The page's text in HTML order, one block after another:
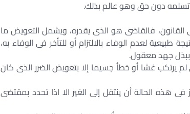
تسلمه دون حق وهو عالم بذلك.
فالقاضى هو الذى يقدره، ويشمل التعويض ما
لعدم الوفاء بالالتزام أو للتأخر فى الوفاء به،
ببذل جهد معقول.
لم يرتكب غشا أو خطأ جسيما إلا بتعويض الضرر الذى كان
هذه الحالة أن ينتقل إلى الغير الا اذا تحدد بمقتضى